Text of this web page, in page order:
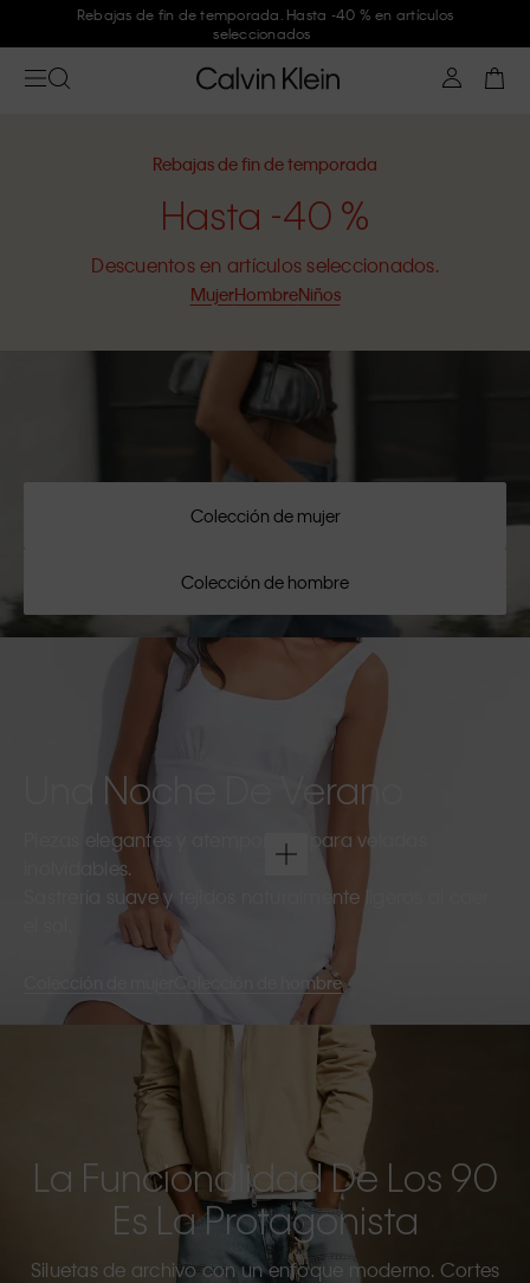
Únete a Calvin Klein y consigue un -10 %
Rebajas de fin de temporada
Hasta -40 %
Descuentos en artículos seleccionados.
MujerHombreNiños
Colección de mujer
Colección de hombre
Una Noche De Verano
Piezas elegantes y atemporales para veladas
inolvidables.
Sastrería suave y tejidos naturalmente ligeros al caer
Colección de hombre
La Funcionalidad De Los 90
Es La Protagonista
Siluetas de archivo con un enfoque moderno. Cortes